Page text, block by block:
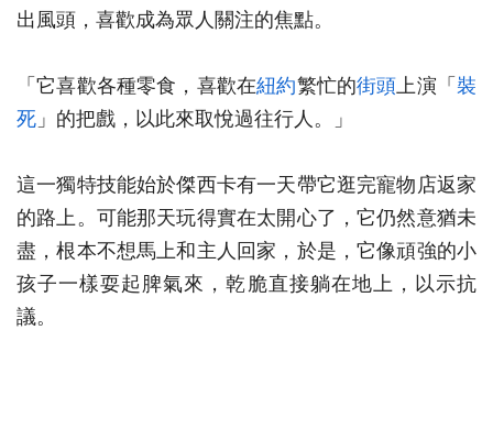
出風頭，喜歡成為眾人關注的焦點。
「它喜歡各種零食，喜歡在紐約繁忙的街頭上演「 裝
死 」的把戲，以此來取悅過往行人。」
這一獨特技能始於傑西卡有一天帶它逛完寵物店返家
的路上。可能那天玩得實在太開心了，它仍然意猶未
盡，根本不想馬上和主人回家，於是，它像頑強的小
孩子一樣耍起脾氣來，乾脆直接躺在地上，以示抗
議。